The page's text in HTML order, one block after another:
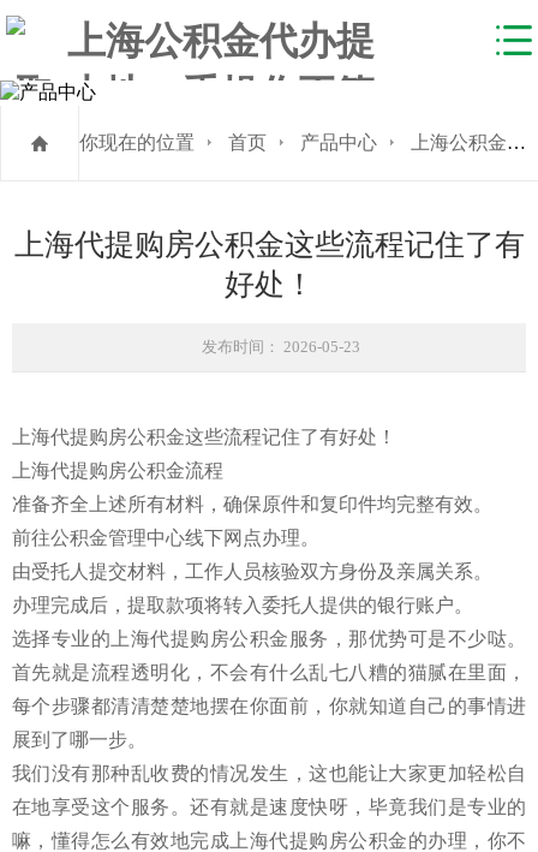
你现在的位置 首页 产品中心 上海公积金代提
上海代提购房公积金这些流程记住了有
好处！
发布时间： 2026-05-23
上海代提购房公积金这些流程记住了有好处！
上海代提购房公积金流程
准备齐全上述所有材料，确保原件和复印件均完整有效。
前往公积金管理中心线下网点办理。
由受托人提交材料，工作人员核验双方身份及亲属关系。
办理完成后，提取款项将转入委托人提供的银行账户。
选择专业的上海代提购房公积金服务，那优势可是不少哒。
首先就是流程透明化，不会有什么乱七八糟的猫腻在里面，
每个步骤都清清楚楚地摆在你面前，你就知道自己的事情进
展到了哪一步。
我们没有那种乱收费的情况发生，这也能让大家更加轻松自
在地享受这个服务。还有就是速度快呀，毕竟我们是专业的
嘛，懂得怎么有效地完成上海代提购房公积金的办理，你不